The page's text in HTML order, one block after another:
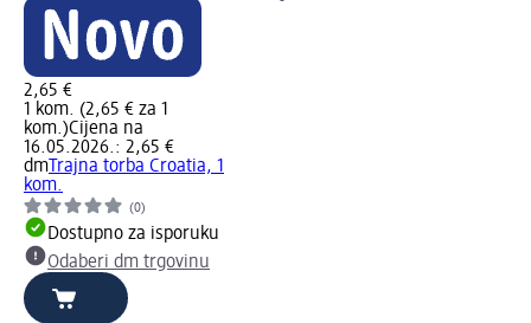
2,65 €
1 kom. (2,65 € za 1
kom.)Cijena na
16.05.2026.: 2,65 €
dmTrajna torba Croatia, 1
kom.
(0)
Dostupno za isporuku
Odaberi dm trgovinu